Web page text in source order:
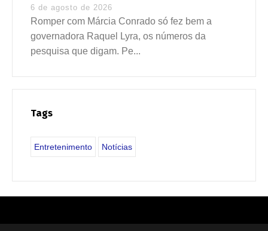
6 de agosto de 2026
Romper com Márcia Conrado só fez bem a
governadora Raquel Lyra, os números da
pesquisa que digam. Pe...
Tags
Entretenimento Notícias